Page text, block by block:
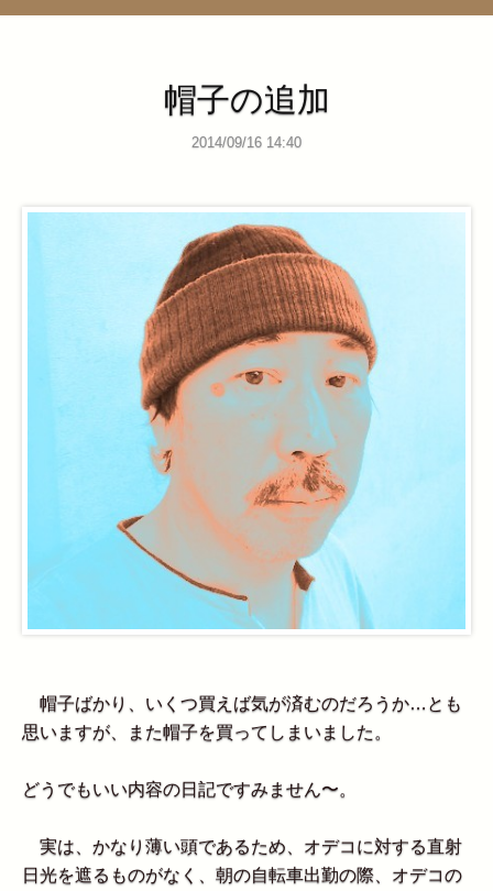
帽子の追加
2014/09/16 14:40
帽子ばかり、いくつ買えば気が済むのだろうか…とも
思いますが、また帽子を買ってしまいました。
どうでもいい内容の日記ですみません〜。
実は、かなり薄い頭であるため、オデコに対する直射
日光を遮るものがなく、朝の自転車出勤の際、オデコの